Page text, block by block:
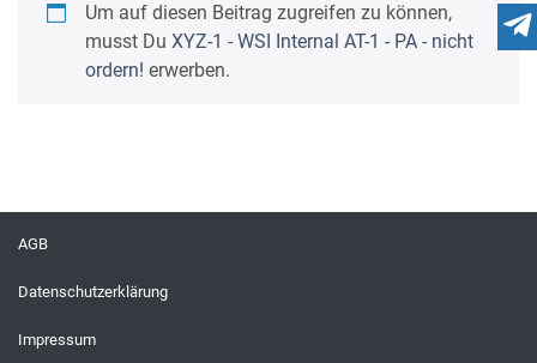
Um auf diesen Beitrag zugreifen zu können,
musst Du XYZ-1 - WSI Internal AT-1 - PA - nicht
ordern! erwerben.
AGB
Datenschutzerklärung
Impressum